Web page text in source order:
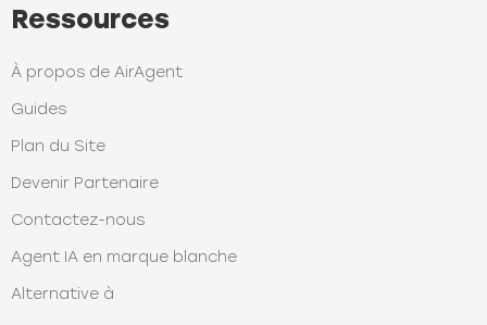
Ressources
À propos de AirAgent
Guides
Plan du Site
Devenir Partenaire
Contactez-nous
Agent IA en marque blanche
Alternative à